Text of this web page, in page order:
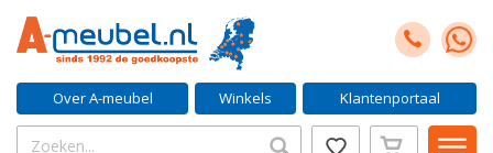
Over A-meubel Winkels Klantenportaal